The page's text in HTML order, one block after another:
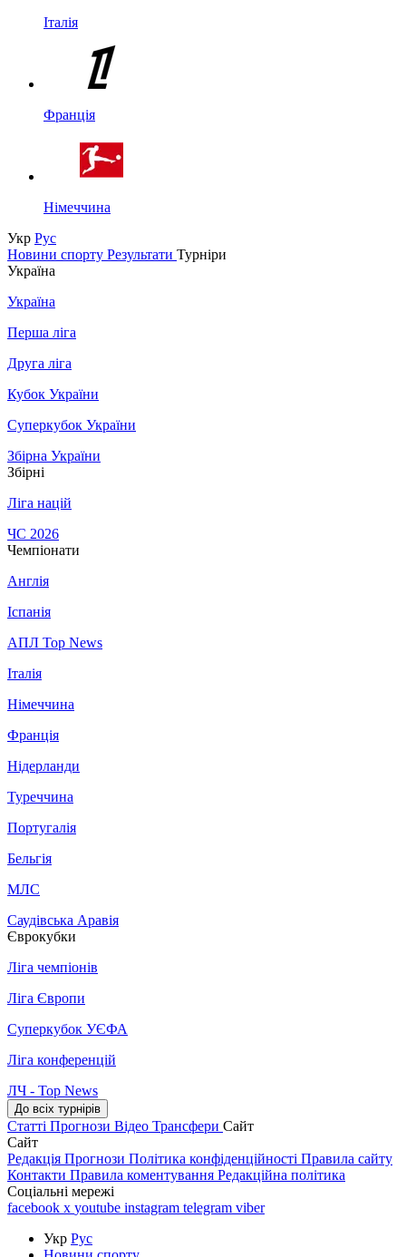
Італія
Франція
Німеччина
Укр Рус
Новини спорту Результати Турніри
Україна
Україна
Перша ліга
Друга ліга
Кубок України
Суперкубок України
Збірна України
Збірні
Ліга націй
ЧС 2026
Чемпіонати
Англія
Іспанія
АПЛ Top News
Італія
Німеччина
Франція
Нідерланди
Туреччина
Португалія
Бельгія
МЛС
Саудівська Аравія
Єврокубки
Ліга чемпіонів
Ліга Європи
Суперкубок УЄФА
Ліга конференцій
ЛЧ - Top News
До всіх турнірів
Статті Прогнози Відео Трансфери Сайт
Сайт
Редакція Прогнози Політика конфіденційності Правила сайту
Контакти Правила коментування Редакційна політика
Соціальні мережі
facebook x youtube instagram telegram viber
Укр Рус